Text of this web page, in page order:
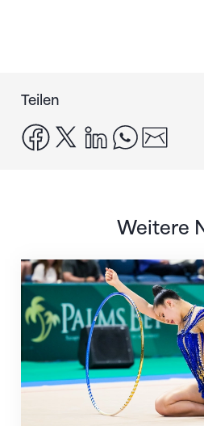
Teilen
facebook
x linkedinwhatsapp
Weitere
Nächster Halt: